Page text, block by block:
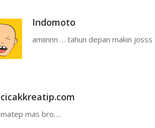
Indomoto
amiinnn … tahun depan makin josss
cicakkreatip.com
matep mas bro….